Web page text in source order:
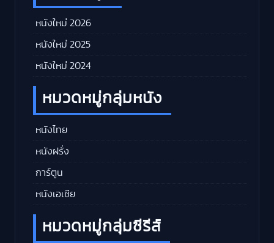
หนังใหม่ 2026
หนังใหม่ 2025
หนังใหม่ 2024
หมวดหมู่กลุ่มหนัง
หนังไทย
หนังฝรั่ง
การ์ตูน
หนังเอเชีย
หมวดหมู่กลุ่มซีรีส์